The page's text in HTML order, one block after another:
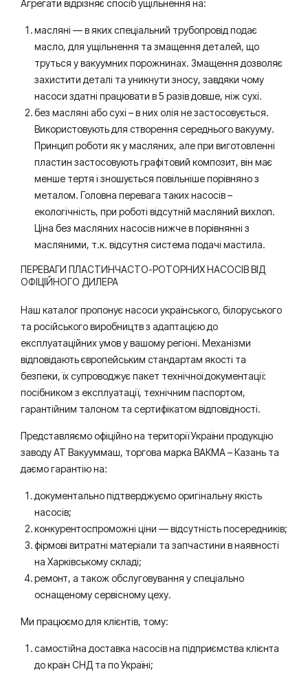
Агрегати відрізняє спосіб ущільнення на:
масляні — в яких спеціальний трубопровід подає
масло, для ущільнення та змащення деталей, що
труться у вакуумних порожнинах. Змащення дозволяє
захистити деталі та уникнути зносу, завдяки чому
насоси здатні працювати в 5 разів довше, ніж сухі.
без масляні або сухі – в них олія не застосовується.
Використовують для створення середнього вакууму.
Принцип роботи як у масляних, але при виготовленні
пластин застосовують графітовий композит, він має
менше тертя і зношується повільніше порівняно з
металом. Головна перевага таких насосів –
екологічність, при роботі відсутній масляний вихлоп.
Ціна без масляних насосів нижче в порівнянні з
масляними, т.к. відсутня система подачі мастила.
ПЕРЕВАГИ ПЛАСТИНЧАСТО-РОТОРНИХ НАСОСІВ ВІД
ОФІЦІЙНОГО ДИЛЕРА
Наш каталог пропонує насоси українського, білоруського
та російського виробництв з адаптацією до
експлуатаційних умов у вашому регіоні. Механізми
відповідають європейським стандартам якості та
безпеки, їх супроводжує пакет технічної документації:
посібником з експлуатації, технічним паспортом,
гарантійним талоном та сертифікатом відповідності.
Представляємо офіційно на території України продукцію
заводу АТ Вакууммаш, торгова марка ВАКМА – Казань та
даємо гарантію на:
документально підтверджуємо оригінальну якість
насосів;
конкурентоспроможні ціни — відсутність посередників;
фірмові витратні матеріали та запчастини в наявності
на Харківському складі;
ремонт, а також обслуговування у спеціально
оснащеному сервісному цеху.
Ми працюємо для клієнтів, тому:
самостійна доставка насосів на підприємства клієнта
до країн СНД та по Україні;